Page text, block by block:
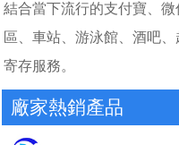
結合當下流行的支付寶、
區、車站、游泳館、酒吧
寄存服務。
廠家熱銷產品